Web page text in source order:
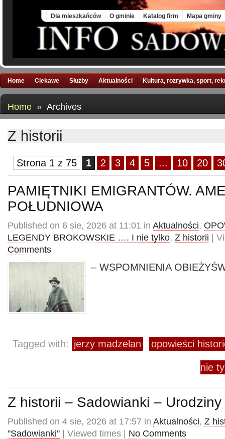
Dla mieszkańców O gminie Katalog firm Mapa gminy
Home Ciekawe Służby Aktualności Kultura, rozrywka, sport,
Home » Archives
Z historii
Strona 1 z 75 1 2 3 4 5 ... 10 20
PAMIĘTNIKI EMIGRANTÓW.
POŁUDNIOWA
Published on 6 sie, 2026 at 11:01 in Aktualności,
LEGENDY BROKOWSKIE …. I nie tylko, Z historii |
Comments
– WSPOMNIENIA
Tagged with: jerzy madzelan opowieści
nie
Z historii – Sadowianki –
Published on 4 sie, 2026 at 17:57 in Aktualności, Z
"Sadowianki" | Viewed times | No Comments